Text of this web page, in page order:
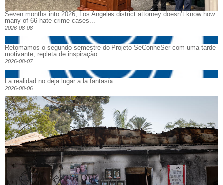
Seven months into 2026, Los Angeles district attorney doesn’t know how
many of 66 hate crime cases...
2026-08-08
Retomamos o segundo semestre do Projeto SeConheSer com uma tarde
motivante, repleta de inspiração.
2026-08-07
La realidad no deja lugar a la fantasía
2026-08-06